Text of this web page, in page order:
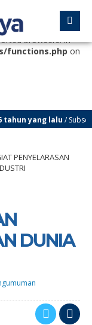
was called
6.9.0! IE
browsers. in
functions.php on
lalu/ Subscribe
PENYELARASAN
DUNIA